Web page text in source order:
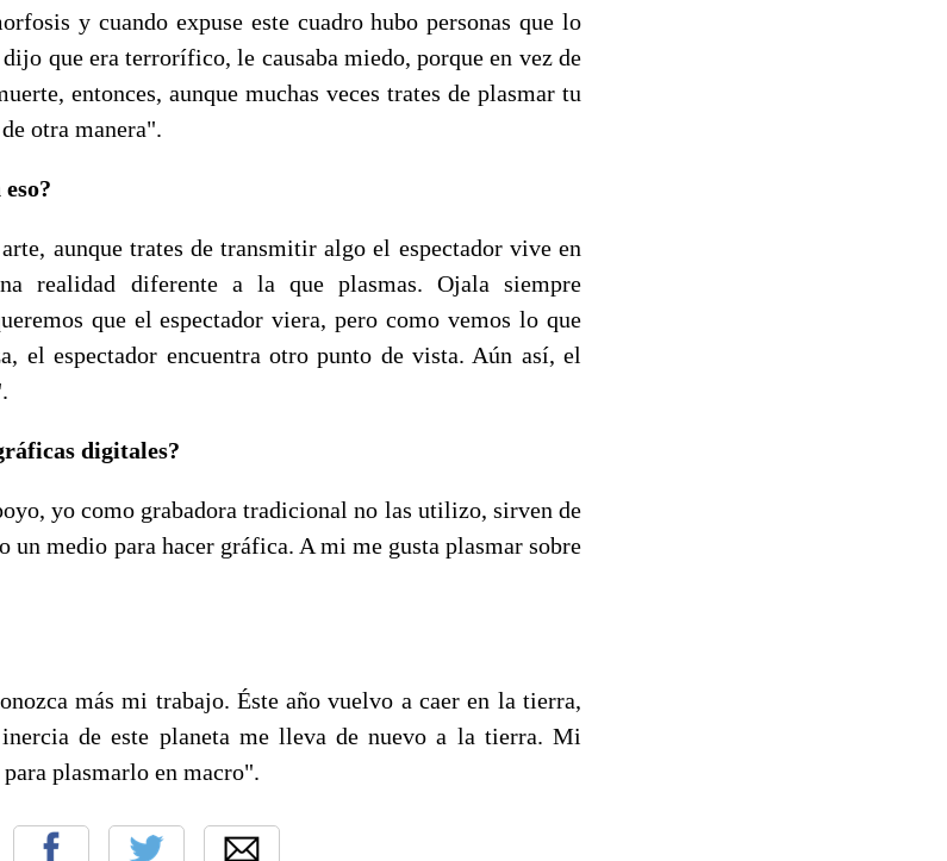
y cuando expuse este cuadro hubo personas que lo
que era terrorífico, le causaba miedo, porque en vez de
entonces, aunque muchas veces trates de plasmar tu
otra manera".
aunque trates de transmitir algo el espectador vive en
realidad diferente a la que plasmas. Ojala siempre
que el espectador viera, pero como vemos lo que
el espectador encuentra otro punto de vista. Aún así, el
digitales?
yo como grabadora tradicional no las utilizo, sirven de
un medio para hacer gráfica. A mi me gusta plasmar sobre
más mi trabajo. Éste año vuelvo a caer en la tierra,
de este planeta me lleva de nuevo a la tierra. Mi
plasmarlo en macro".